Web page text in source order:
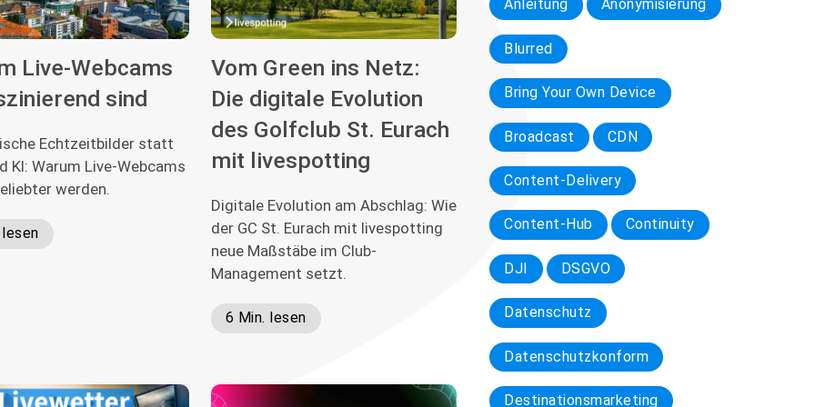
Live-Webcams
sind
Echtzeitbilder statt
KI: Warum Live-Webcams
werden.
Vom Green ins Netz:
Die digitale Evolution
des Golfclub St. Eurach
mit livespotting
Digitale Evolution am Abschlag: Wie
der GC St. Eurach mit livespotting
neue Maßstäbe im Club-
Management setzt.
6 Min. lesen
Anleitung Anonymisierung
Blurred
Bring Your Own Device
Broadcast CDN
Content-Delivery
Content-Hub Continuity
DJI DSGVO
Datenschutz
Datenschutzkonform
Destinationsmarketing